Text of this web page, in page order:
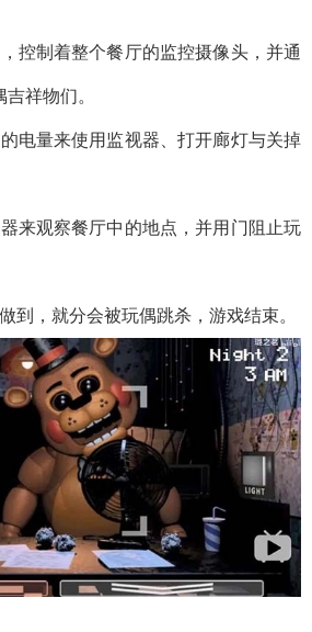
控制着整个餐厅的监控摄像头，并通
祥物们。
电量来使用监视器、打开廊灯与关掉
来观察餐厅中的地点，并用门阻止玩
到，就分会被玩偶跳杀，游戏结束。